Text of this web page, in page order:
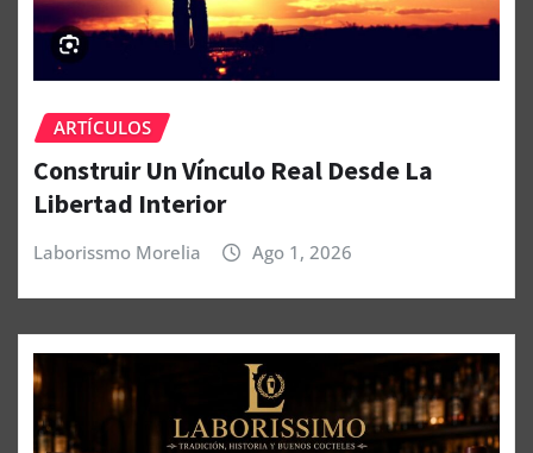
ARTÍCULOS
Construir Un Vínculo Real Desde La
Libertad Interior
Laborissmo Morelia Ago 1, 2026